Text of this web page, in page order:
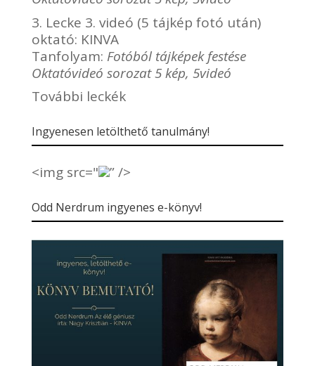
3. Lecke 3. videó (5 tájkép fotó után)
oktató: KINVA
Tanfolyam: Fotóból tájképek festése
Oktatóvideó sorozat 5 kép, 5videó
További leckék
Ingyenesen letölthető tanulmány!
<img src=" ” />
Odd Nerdrum ingyenes e-könyv!